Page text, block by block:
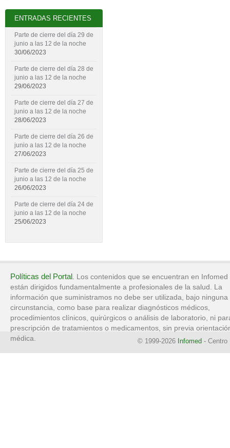
ENTRADAS RECIENTES
Parte de cierre del día 29 de
junio a las 12 de la noche
30/06/2023
Parte de cierre del día 28 de
junio a las 12 de la noche
29/06/2023
Parte de cierre del día 27 de
junio a las 12 de la noche
28/06/2023
Parte de cierre del día 26 de
junio a las 12 de la noche
27/06/2023
Parte de cierre del día 25 de
junio a las 12 de la noche
26/06/2023
Parte de cierre del día 24 de
junio a las 12 de la noche
25/06/2023
Políticas del Portal. Los contenidos que se encuentran en Infomed
están dirigidos fundamentalmente a profesionales de la salud. La
información que suministramos no debe ser utilizada, bajo ninguna
circunstancia, como base para realizar diagnósticos médicos,
procedimientos clínicos, quirúrgicos o análisis de laboratorio, ni
prescripción de tratamientos o medicamentos, sin previa
médica.
© 1999-2026 Infomed - Centro